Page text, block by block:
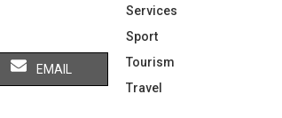
S
EMAIL
Services
Sport
Tourism
Travel